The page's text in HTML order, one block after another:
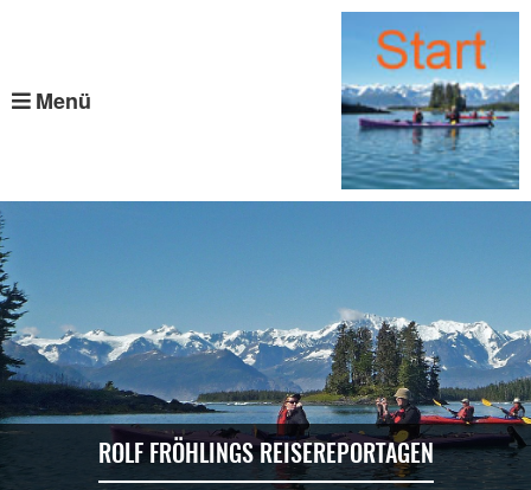
Menü
ROLF FRÖHLINGS REISEREPORTAGEN